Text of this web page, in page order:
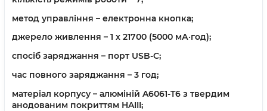
метод управління – електронна кнопка;
джерело живлення – 1 х 21700 (5000 мА·год);
спосіб заряджання – порт USB-C;
час повного заряджання – 3 год;
матеріал корпусу – алюміній A6061-T6 з твердим
анодованим покриттям HAIII;